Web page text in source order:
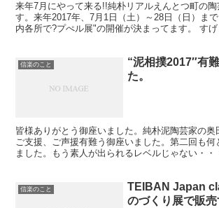
来年7月にやって来る!!純朴リアルえんとつ町の
す。来年2017年、7月1日（土）～28日（日）ま
内各所で?プぺル展"の開催が決まってます。 す
信楽のこと
“泥相撲2017″有
た。
皆様ありがとう御座いました。純朴泥陶芸家の
ご支援、ご声援有難う御座いました。第二回も
ました。もう素人が出られるレベルじゃない・・
信楽のこと
TEIBAN Japan
のづくり展で販